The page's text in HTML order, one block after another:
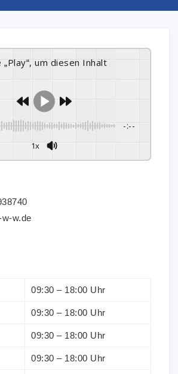
-:--
1x
w.de
09:30 – 18:00 Uhr
09:30 – 18:00 Uhr
09:30 – 18:00 Uhr
09:30 – 18:00 Uhr